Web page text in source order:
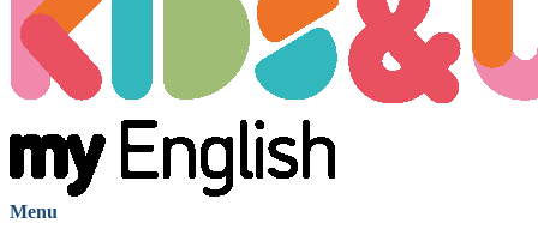
Menu